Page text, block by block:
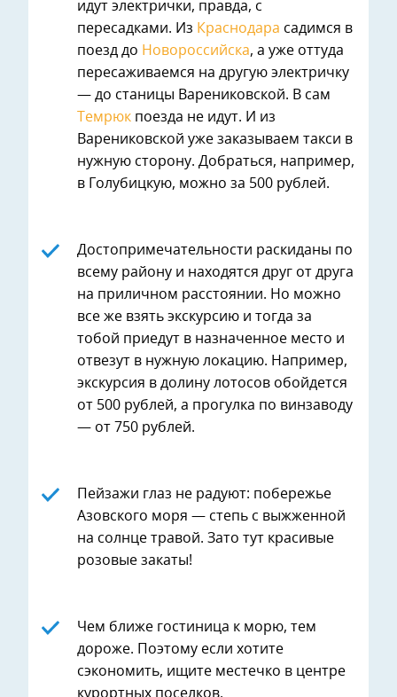
идут электрички, правда, с
пересадками. Из Краснодара садимся в
поезд до Новороссийска, а уже оттуда
пересаживаемся на другую электричку
— до станицы Варениковской. В сам
Темрюк поезда не идут. И из
Варениковской уже заказываем такси в
нужную сторону. Добраться, например,
в Голубицкую, можно за 500 рублей.
Достопримечательности раскиданы по
всему району и находятся друг от друга
на приличном расстоянии. Но можно
все же взять экскурсию и тогда за
тобой приедут в назначенное место и
отвезут в нужную локацию. Например,
экскурсия в долину лотосов обойдется
от 500 рублей, а прогулка по винзаводу
— от 750 рублей.
Пейзажи глаз не радуют: побережье
Азовского моря — степь с выжженной
на солнце травой. Зато тут красивые
розовые закаты!
Чем ближе гостиница к морю, тем
дороже. Поэтому если хотите
сэкономить, ищите местечко в центре
курортных поселков.